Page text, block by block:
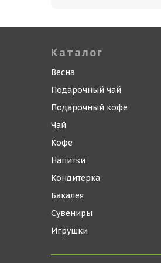
Каталог
Весна
Подарочный чай
Подарочный кофе
Чай
Кофе
Напитки
Кондитерка
Бакалея
Сувениры
Игрушки